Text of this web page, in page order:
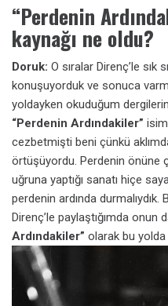
“Perdenin
kaynağı ne oldu?
Doruk: O sıralar Direnç’le sık
konuşuyorduk ve sonuca
yoldayken okuduğum
“Perdenin Ardındakiler”
cezbetmişti beni çünkü
örtüşüyordu. Perdenin önüne
uğruna yaptığı sanatı hiçe
perdenin ardında
Direnç’le paylaştığımda onun
Ardındakiler” olarak bu yolda